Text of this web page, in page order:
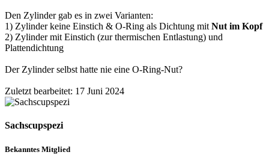
Den Zylinder gab es in zwei Varianten:
1) Zylinder keine Einstich & O-Ring als Dichtung mit Nut im Kopf
2) Zylinder mit Einstich (zur thermischen Entlastung) und
Plattendichtung
Der Zylinder selbst hatte nie eine O-Ring-Nut?
Zuletzt bearbeitet: 17 Juni 2024
Sachscupspezi
Bekanntes Mitglied